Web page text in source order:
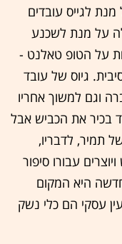
לגייס עובדים
על מנת לשכנע
על הטופ טאלנט -
ואגרסיבית. גיוס של עובד
וגם למשוך אחריו
בכיר את הכביש אבל
תמיר, לדבריו,
עבורו סיפור
היא המקום
עסקי הם כלי נשק